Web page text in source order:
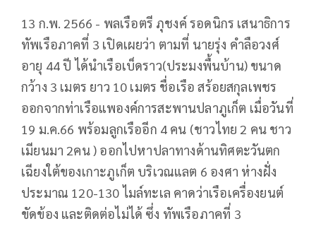
13 ก.พ. 2566 - พลเรือตรี ภุชงค์ รอดนิกร เสนาธิการ
ทัพเรือภาคที่ 3 เปิดเผยว่า ตามที่ นายรุ่ง คำลือวงศ์
อายุ 44 ปี ได้นำเรือเบ็ดราว(ประมงพื้นบ้าน) ขนาด
กว้าง 3 เมตร ยาว 10 เมตร ชื่อเรือ สร้อยสกุลเพชร
ออกจากท่าเรือแพองค์การสะพานปลาภูเก็ต เมื่อวันที่
19 ม.ค.66 พร้อมลูกเรืออีก 4 คน (ชาวไทย 2 คน ชาว
เมียนมา 2คน ) ออกไปหาปลาทางด้านทิศตะวันตก
เฉียงใต้ของเกาะภูเก็ต บริเวณแลต 6 องศา ห่างฝั่ง
ประมาณ 120-130 ไมล์ทะเล คาดว่าเรือเครื่องยนต์
ขัดข้อง และติดต่อไม่ได้ ซึ่ง ทัพเรือภาคที่ 3